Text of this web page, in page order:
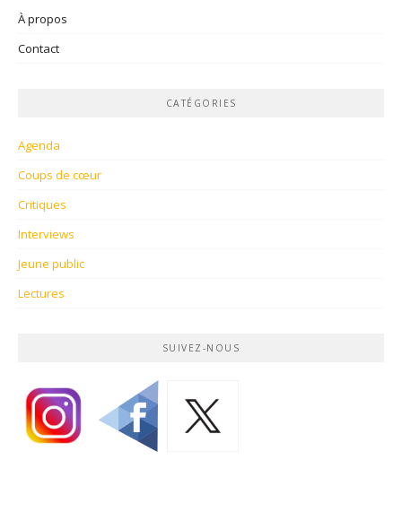
À propos
Contact
CATÉGORIES
Agenda
Coups de cœur
Critiques
Interviews
Jeune public
Lectures
SUIVEZ-NOUS